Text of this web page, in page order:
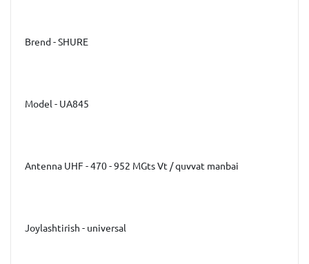
Brend - SHURE
Model - UA845
Antenna UHF - 470 - 952 MGts Vt / quvvat manbai
Joylashtirish - universal